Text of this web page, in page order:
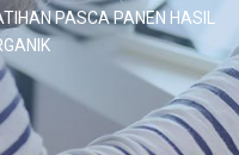
PASCA PANEN HASIL